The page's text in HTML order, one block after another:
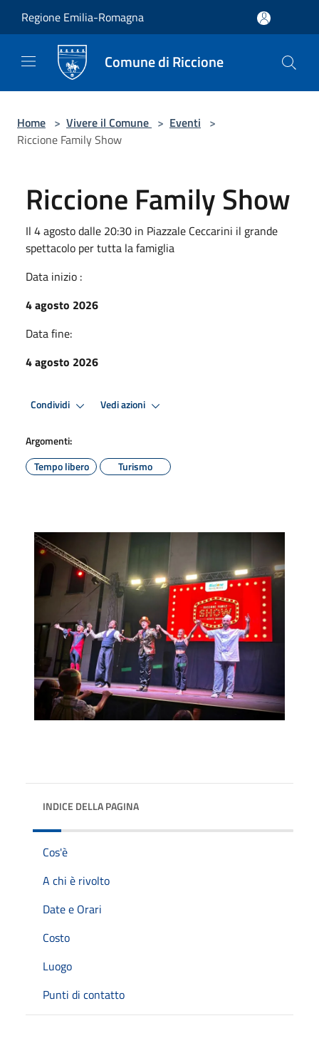
Regione Emilia-Romagna
Comune di Riccione
Home > Vivere il Comune > Eventi >
Riccione Family Show
Riccione Family Show
Il 4 agosto dalle 20:30 in Piazzale Ceccarini il grande
spettacolo per tutta la famiglia
Data inizio :
4 agosto 2026
Data fine:
4 agosto 2026
Condividi Vedi azioni
Argomenti:
Tempo libero
Turismo
INDICE DELLA PAGINA
Cos'è
A chi è rivolto
Date e Orari
Costo
Luogo
Punti di contatto